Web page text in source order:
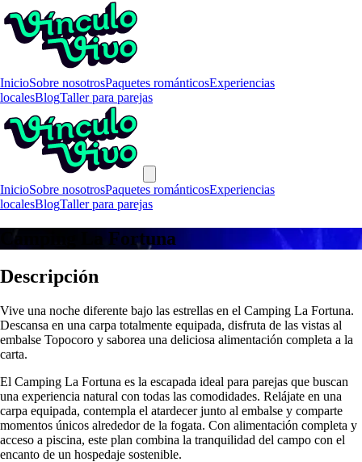
InicioSobre nosotrosPaquetes románticosExperiencias
localesBlogTaller para parejas
InicioSobre nosotrosPaquetes románticosExperiencias
localesBlogTaller para parejas
Camping La Fortuna
Descripción
Vive una noche diferente bajo las estrellas en el Camping La Fortuna.
Descansa en una carpa totalmente equipada, disfruta de las vistas al
embalse Topocoro y saborea una deliciosa alimentación completa a la
carta.
El Camping La Fortuna es la escapada ideal para parejas que buscan
una experiencia natural con todas las comodidades. Relájate en una
carpa equipada, contempla el atardecer junto al embalse y comparte
momentos únicos alrededor de la fogata. Con alimentación completa y
acceso a piscina, este plan combina la tranquilidad del campo con el
encanto de un hospedaje sostenible.